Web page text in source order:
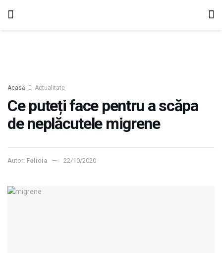
Acasă Actualitate
Ce puteți face pentru a scăpa
de neplăcutele migrene
Autor: Felicia 22/10/2020